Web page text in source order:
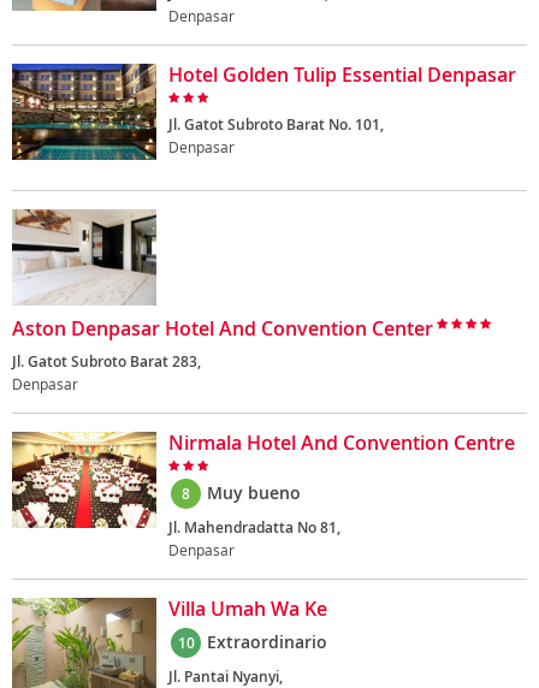
Denpasar
Hotel Golden Tulip Essential Denpasar
Jl. Gatot Subroto Barat No. 101,
Denpasar
Aston Denpasar Hotel And Convention Center
Jl. Gatot Subroto Barat 283,
Denpasar
Nirmala Hotel And Convention Centre
8 Muy bueno
Jl. Mahendradatta No 81,
Denpasar
Villa Umah Wa Ke
10 Extraordinario
Jl. Pantai Nyanyi,